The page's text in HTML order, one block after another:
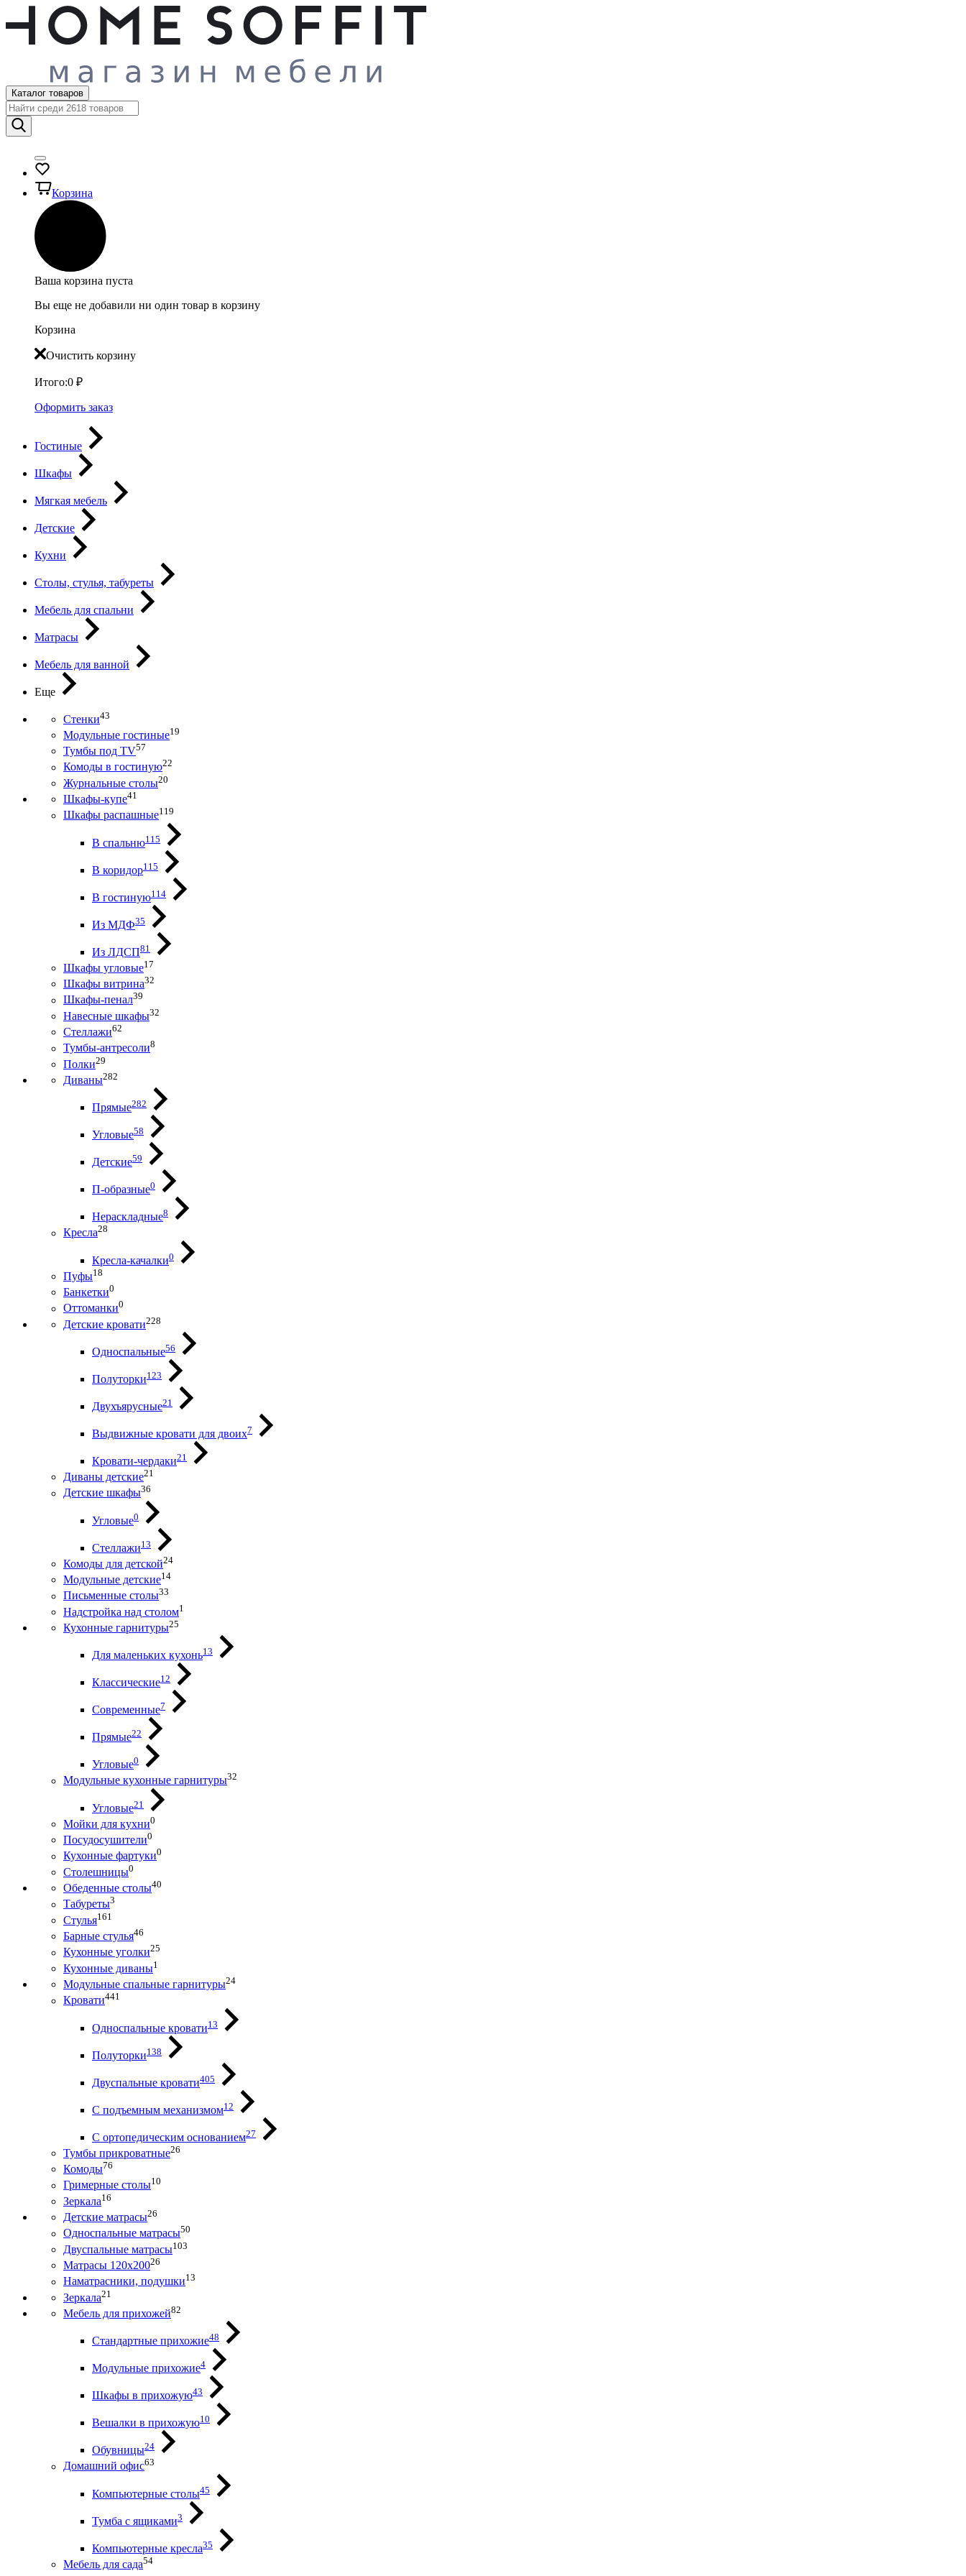
Каталог товаров
Корзина
Ваша корзина пуста
Вы еще не добавили ни один товар в корзину
Корзина
Очистить корзину
Итого:0 ₽
Оформить заказ
Гостиные
Шкафы
Мягкая мебель
Детские
Кухни
Столы, стулья, табуреты
Мебель для спальни
Матрасы
Мебель для ванной
Еще
Стенки43
Модульные гостиные19
Тумбы под ТV57
Комоды в гостиную22
Журнальные столы20
Шкафы-купе41
Шкафы распашные119
В спальню115
В коридор115
В гостиную114
Из МДФ35
Из ЛДСП81
Шкафы угловые17
Шкафы витрина32
Шкафы-пенал39
Навесные шкафы32
Стеллажи62
Тумбы-антресоли8
Полки29
Диваны282
Прямые282
Угловые58
Детские59
П-образные0
Нераскладные8
Кресла28
Кресла-качалки0
Пуфы18
Банкетки0
Оттоманки0
Детские кровати228
Односпальные56
Полуторки123
Двухъярусные21
Выдвижные кровати для двоих7
Кровати-чердаки21
Диваны детские21
Детские шкафы36
Угловые0
Стеллажи13
Комоды для детской24
Модульные детские14
Письменные столы33
Надстройка над столом1
Кухонные гарнитуры25
Для маленьких кухонь13
Классические12
Современные7
Прямые22
Угловые0
Модульные кухонные гарнитуры32
Угловые21
Мойки для кухни0
Посудосушители0
Кухонные фартуки0
Столешницы0
Обеденные столы40
Табуреты3
Стулья161
Барные стулья46
Кухонные уголки25
Кухонные диваны1
Модульные спальные гарнитуры24
Кровати441
Односпальные кровати13
Полуторки138
Двуспальные кровати405
С подъемным механизмом12
С ортопедическим основанием27
Тумбы прикроватные26
Комоды76
Гримерные столы10
Зеркала16
Детские матрасы26
Односпальные матрасы50
Двуспальные матрасы103
Матрасы 120х20026
Наматрасники, подушки13
Зеркала21
Мебель для прихожей82
Стандартные прихожие48
Модульные прихожие4
Шкафы в прихожую43
Вешалки в прихожую10
Обувницы24
Домашний офис63
Компьютерные столы45
Тумба с ящиками3
Компьютерные кресла35
Мебель для сада54